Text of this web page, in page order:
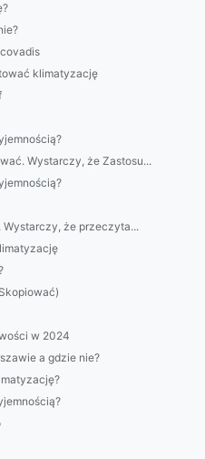
klimatyzację
Wystarczy, że Zastosu...
Wystarczy, że przeczyta...
w 2024
a gdzie nie?